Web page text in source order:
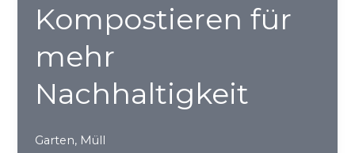
Kompostieren für
mehr
Nachhaltigkeit
Garten, Müll